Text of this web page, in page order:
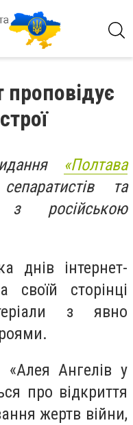
проповідує
«Полтава
та
з російською
днів інтернет-
сторінці
з явно
«Алея Ангелів у
про відкриття
жертв війни,